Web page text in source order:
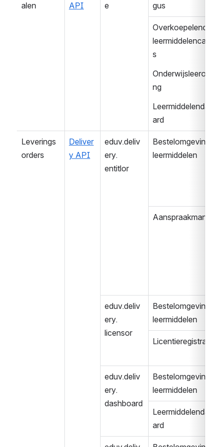
alen
API
e
gus
Overkoepelende
s
ng
ard
Leverings
orders
Deliver
y API
eduv.deliv
ery.
entitlor
Bestelomgeving
leermiddelen
Aanspraakmanager
eduv.deliv
ery.
licensor
Bestelomgeving
leermiddelen
Licentieregistratie
eduv.deliv
ery.
dashboard
Bestelomgeving
leermiddelen
ard